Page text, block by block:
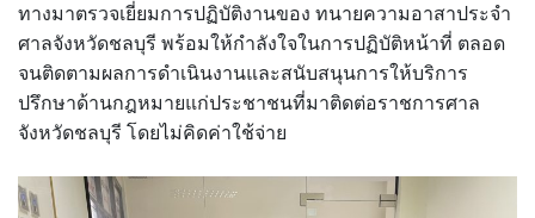
ทางมาตรวจเยี่ยมการปฏิบัติงานของ ทนายความอาสาประจำ
ศาลจังหวัดชลบุรี พร้อมให้กำลังใจในการปฏิบัติหน้าที่ ตลอด
จนติดตามผลการดำเนินงานและสนับสนุนการให้บริการ
ปรึกษาด้านกฎหมายแก่ประชาชนที่มาติดต่อราชการศาล
จังหวัดชลบุรี โดยไม่คิดค่าใช้จ่าย